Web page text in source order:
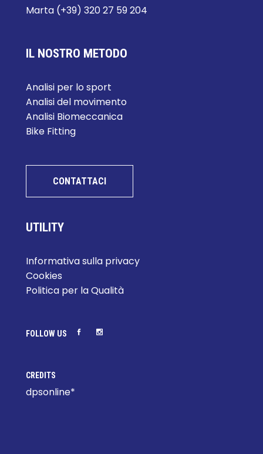
Marta (+39) 320 27 59 204
IL NOSTRO METODO
Analisi per lo sport
Analisi del movimento
Analisi Biomeccanica
Bike Fitting
CONTATTACI
UTILITY
Informativa sulla privacy
Cookies
Politica per la Qualità
FOLLOW US
CREDITS
dpsonline*